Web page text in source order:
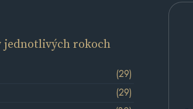
jednotlivých rokoch
(29)
(29)